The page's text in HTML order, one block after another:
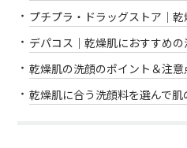
プチプラ・ドラッグストア｜
デパコス｜乾燥肌におすすめ
乾燥肌の洗顔のポイント＆注意
乾燥肌に合う洗顔料を選んで肌